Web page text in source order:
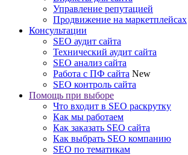
Управление репутацией
Продвижение на маркетплейсах
Консультации
SEO аудит сайта
Технический аудит сайта
SEO анализ сайта
Работа с ПФ сайта New
SEO контроль сайта
Помощь при выборе
Что входит в SEO раскрутку
Как мы работаем
Как заказать SEO сайта
Как выбрать SEO компанию
SEO по тематикам